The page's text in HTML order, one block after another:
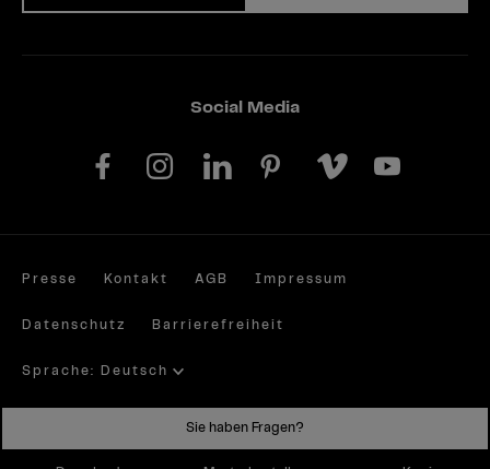
Sie haben Fragen?
Social Media
Presse Kontakt AGB Impressum
Datenschutz Barrierefreiheit
Sprache: Deutsch